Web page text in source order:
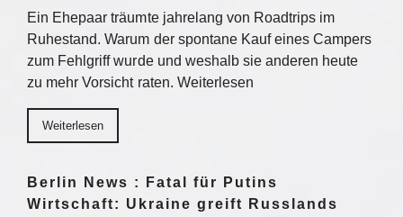
Ein Ehepaar träumte jahrelang von Roadtrips im
Ruhestand. Warum der spontane Kauf eines Campers
zum Fehlgriff wurde und weshalb sie anderen heute
zu mehr Vorsicht raten. Weiterlesen
Weiterlesen
Berlin News : Fatal für Putins
Wirtschaft: Ukraine greift Russlands